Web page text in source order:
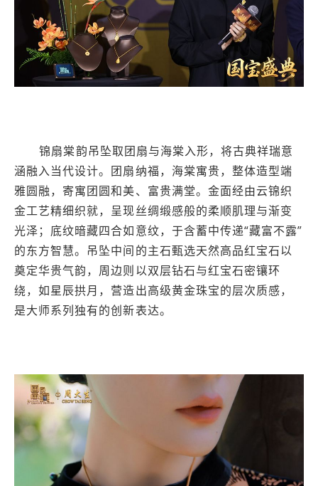
锦扇棠韵吊坠取团扇与海棠入形，将古典祥瑞意
涵融入当代设计。团扇纳福，海棠寓贵，整体造型端
雅圆融，寄寓团圆和美、富贵满堂。金面经由云锦织
金工艺精细织就，呈现丝绸缎感般的柔顺肌理与渐变
光泽；底纹暗藏四合如意纹，于含蓄中传递“藏富不露”
的东方智慧。吊坠中间的主石甄选天然高品红宝石以
奠定华贵气韵，周边则以双层钻石与红宝石密镶环
绕，如星辰拱月，营造出高级黄金珠宝的层次质感，
是大师系列独有的创新表达。